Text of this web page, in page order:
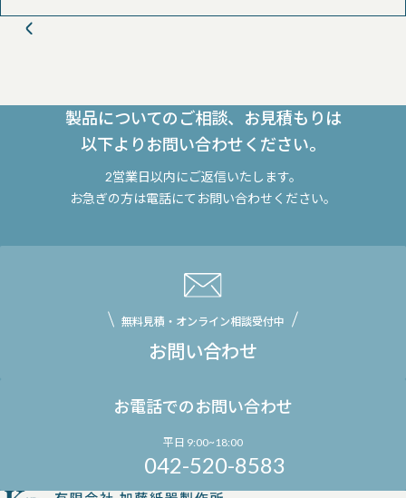
製品についてのご相談、お見積もりは
以下よりお問い合わせください。
2営業日以内にご返信いたします。
お急ぎの方は電話にてお問い合わせください。
無料見積・オンライン相談受付中
お問い合わせ
お電話でのお問い合わせ
平日 9:00~18:00
042-520-8583